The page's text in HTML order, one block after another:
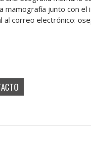
mamografía junto con
al correo electrónico: